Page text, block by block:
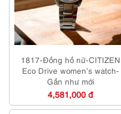
1817-Đồng hồ nữ-CITIZEN
Eco Drive women’s watch-
Gần như mới
4,581,000 đ